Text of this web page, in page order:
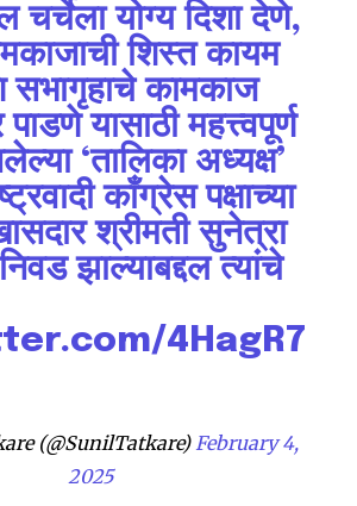
of
enter your email address on our website
चर्चेला योग्य दिशा देणे,
शिस्त कायम
कामकाज
यासाठी महत्त्वपूर्ण
‘तालिका अध्यक्ष’
काँग्रेस पक्षाच्या
श्रीमती सुनेत्रा
झाल्याबद्दल त्यांचे
4HagR7
(@SunilTatkare)February 4,
2025